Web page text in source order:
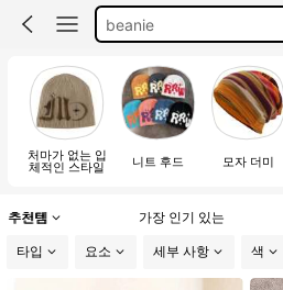
ビーニー帽
ニット帽 メンズ
처마가 없는 입
체적인 스타일 니트 후드 모자 더미
추천템 가장 인기 있는
타입 요소 세부 사항 색